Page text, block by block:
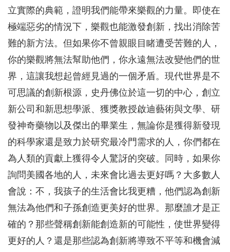
立實際的典範，證明我們能帶來樂觀的力量。即使在
極端惡劣的情況下，樂觀也能激發創新，找出消除苦
難的新方法。但如果你不曾親眼目睹遭受苦難的人，
你的樂觀將無法幫助他們，你永遠無法改變他們的世
界，這讓我想起曾經見過的一個矛盾。現代世界是不
可思議的創新根源，史丹佛位於這一切的中心，創立
新公司和新思想學派、獲獎教授啟迪藝術與文學、研
發神奇藥物以及傑出的畢業生，無論你是獲得新發現
的科學家還是致力於研究最冷門需求的人，你們都在
為人類的貢獻上獲得令人驚訝的突破。同時，如果你
詢問美國各地的人，未來會比過去更好嗎？大多數人
會說：不，我孩子的生活會比我更糟，他們認為創新
無法為他們和子孫創造更美好的世界。那麼誰才是正
確的？那些聲稱創新能創造新的可能性，使世界變得
更好的人？還是那些認為創新將導致不平等和機會減